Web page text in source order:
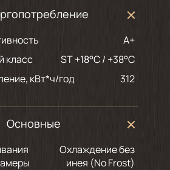
A+
класс
ST +18°C / +38°C
кВт*ч/год
312
Основные
Охлаждение без
инея (No Frost)